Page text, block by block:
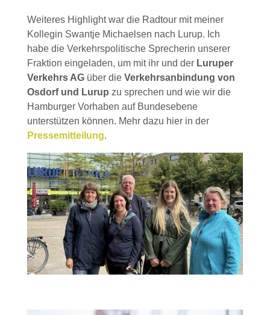
Weiteres Highlight war die Radtour mit meiner
Kollegin Swantje Michaelsen nach Lurup. Ich
habe die Verkehrspolitische Sprecherin unserer
Fraktion eingeladen, um mit ihr und der Luruper
Verkehrs AG über die Verkehrsanbindung von
Osdorf und Lurup zu sprechen und wie wir die
Hamburger Vorhaben auf Bundesebene
unterstützen können. Mehr dazu hier in der
Pressemitteilung.